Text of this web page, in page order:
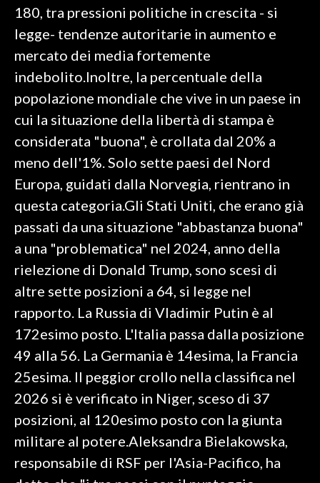
SALUTE
SARDEGNA TURISMO
SARDI NEL MONDO
NOTIZIE
EVENTI
3 MINUTI CON
INSULARITÀ
INFO AZIENDE
NECROLOGI
180, tra pressioni politiche in crescita - si
legge- tendenze autoritarie in aumento e
mercato dei media fortemente
indebolito.Inoltre, la percentuale della
popolazione mondiale che vive in un paese in
cui la situazione della libertà di stampa è
considerata "buona", è crollata dal 20% a
meno dell'1%. Solo sette paesi del Nord
Europa, guidati dalla Norvegia, rientrano in
questa categoria.Gli Stati Uniti, che erano già
passati da una situazione "abbastanza buona"
a una "problematica" nel 2024, anno della
rielezione di Donald Trump, sono scesi di
altre sette posizioni a 64, si legge nel
rapporto. La Russia di Vladimir Putin è al
172esimo posto. L'Italia passa dalla posizione
49 alla 56. La Germania è 14esima, la Francia
25esima. Il peggior crollo nella classifica nel
2026 si è verificato in Niger, sceso di 37
posizioni, al 120esimo posto con la giunta
militare al potere.Aleksandra Bielakowska,
responsabile di RSF per l'Asia-Pacifico, ha